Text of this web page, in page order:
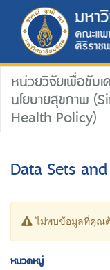
หน่วยวิจัยเพื่อขับ
นโยบายสุขภาพ
Health Policy)
Data Sets
ไม่พบข้อมูลที่คุณต้
หมวดหมู่